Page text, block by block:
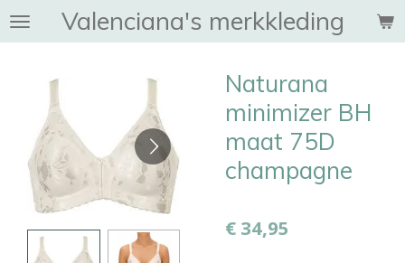
Ga
direct
hoofdinhoud
Valenciana's merkkleding
Naturana
minimizer BH
maat 75D
champagne
€ 34,95